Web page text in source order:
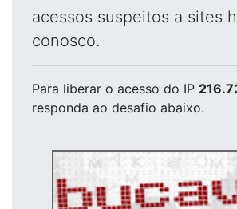
acessos suspeitos a sites
conosco.
Para liberar o acesso do IP
responda ao desafio abaixo.